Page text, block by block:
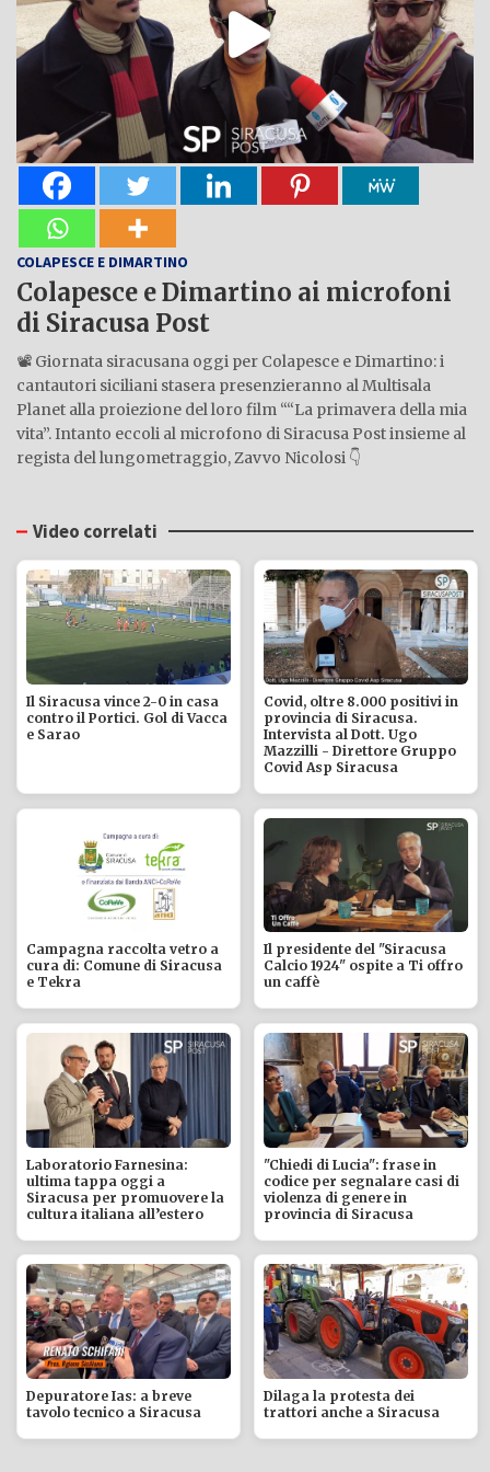
COLAPESCE E DIMARTINO
Colapesce e Dimartino ai microfoni
di Siracusa Post
📽 Giornata siracusana oggi per Colapesce e Dimartino: i
cantautori siciliani stasera presenzieranno al Multisala
Planet alla proiezione del loro film ““La primavera della mia
vita”. Intanto eccoli al microfono di Siracusa Post insieme al
regista del lungometraggio, Zavvo Nicolosi 👇
Video correlati
Il Siracusa vince 2-0 in casa
contro il Portici. Gol di Vacca
e Sarao
Covid, oltre 8.000 positivi in
provincia di Siracusa.
Intervista al Dott. Ugo
Mazzilli - Direttore Gruppo
Covid Asp Siracusa
Campagna raccolta vetro a
cura di: Comune di Siracusa
e Tekra
Il presidente del "Siracusa
Calcio 1924" ospite a Ti offro
un caffè
Laboratorio Farnesina:
ultima tappa oggi a
Siracusa per promuovere la
cultura italiana all’estero
"Chiedi di Lucia": frase in
codice per segnalare casi di
violenza di genere in
provincia di Siracusa
Depuratore Ias: a breve
tavolo tecnico a Siracusa
Dilaga la protesta dei
trattori anche a Siracusa